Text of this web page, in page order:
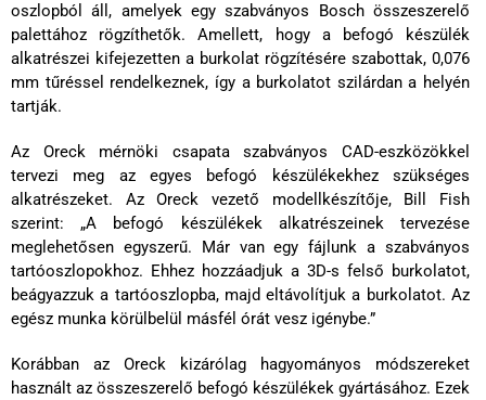
oszlopból áll, amelyek egy szabványos Bosch összeszerelő
palettához rögzíthetők. Amellett, hogy a befogó készülék
alkatrészei kifejezetten a burkolat rögzítésére szabottak, 0,076
mm tűréssel rendelkeznek, így a burkolatot szilárdan a helyén
tartják.
Az Oreck mérnöki csapata szabványos CAD-eszközökkel
tervezi meg az egyes befogó készülékekhez szükséges
alkatrészeket. Az Oreck vezető modellkészítője, Bill Fish
szerint: „A befogó készülékek alkatrészeinek tervezése
meglehetősen egyszerű. Már van egy fájlunk a szabványos
tartóoszlopokhoz. Ehhez hozzáadjuk a 3D-s felső burkolatot,
beágyazzuk a tartóoszlopba, majd eltávolítjuk a burkolatot. Az
egész munka körülbelül másfél órát vesz igénybe.”
Korábban az Oreck kizárólag hagyományos módszereket
használt az összeszerelő befogó készülékek gyártásához. Ezek